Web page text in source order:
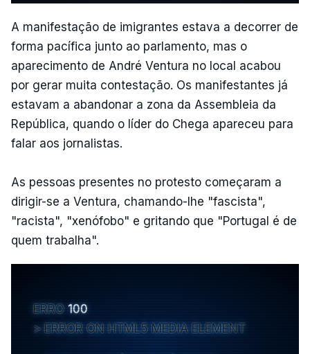
A manifestação de imigrantes estava a decorrer de
forma pacífica junto ao parlamento, mas o
aparecimento de André Ventura no local acabou
por gerar muita contestação. Os manifestantes já
estavam a abandonar a zona da Assembleia da
República, quando o líder do Chega apareceu para
falar aos jornalistas.
As pessoas presentes no protesto começaram a
dirigir-se a Ventura, chamando-lhe "fascista",
"racista", "xenófobo" e gritando que "Portugal é de
quem trabalha".
ERRO 100
ERROR ON HTML5 MEDIA ELEMENT